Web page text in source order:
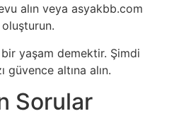
alın veya asyakbb.com
yaşam demektir. Şimdi
güvence altına alın.
Sorular